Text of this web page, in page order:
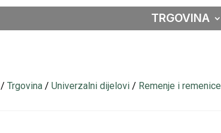
TRGOVINA
/Trgovina /Univerzalni dijelovi / Remenje i remenice